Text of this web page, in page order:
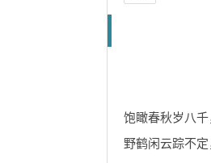
饱瞰春秋岁八
野鹤闲云踪不